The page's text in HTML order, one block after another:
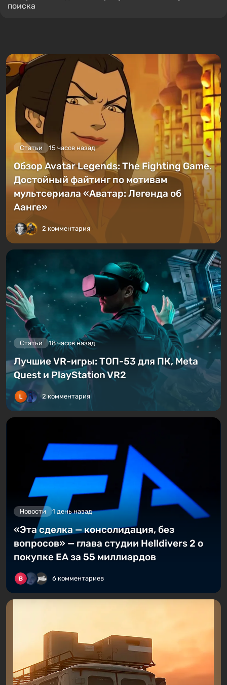
поиска
Статьи 15 часов назад
Обзор Avatar Legends: The Fighting Game.
Достойный файтинг по мотивам
мультсериала «Аватар: Легенда об
Аанге»
2 комментария
Статьи 18 часов назад
Лучшие VR-игры: ТОП-53 для ПК, Meta
Quest и PlayStation VR2
2 комментария
Новости 1 день назад
«Эта сделка — консолидация, без
вопросов» — глава студии Helldivers 2 о
покупке EA за 55 миллиардов
6 комментариев